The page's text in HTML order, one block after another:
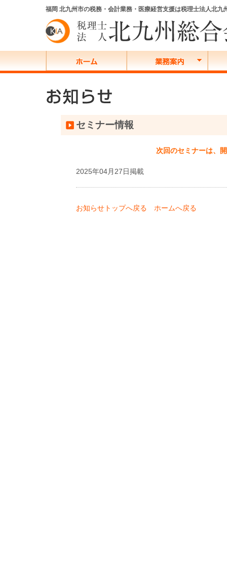
福岡 北九州市の税務・会計業務・医療経営支援は税理士法人北九
セミナー情報
次回のセミナーは、
2025年04月27日掲載
お知らせトップへ戻る ホームへ戻る